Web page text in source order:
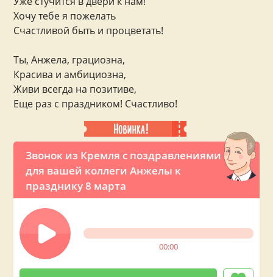
Звонок из Кремля с поздравлениями
для вашей коллеги Анжелы к
празднику 8 марта
00:00
Хочу тебе я пожелать
Счастливой быть и процветать!
Ты, Анжела, грациозна,
Красива и амбициозна,
Живи всегда на позитиве,
Еще раз с праздником! Счастливо!